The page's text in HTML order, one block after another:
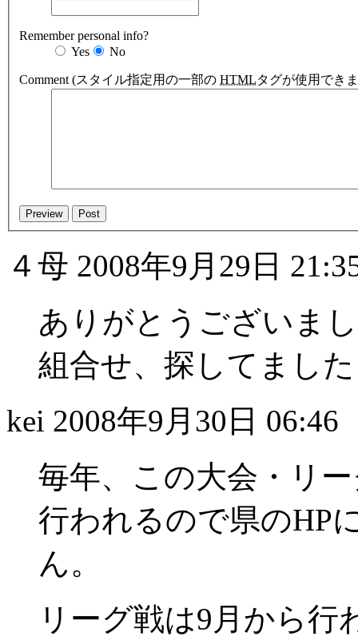
Remember personal info?
Yes
No
Comment (スタイル指定用の一部の HTMLタグが使用でき
４母 2008年9月29日
ありがとうございま
組合せ、探してまし
kei 2008年9月30日 06:46
毎年、この大会・リ
行われるので県のHP
ん。
リーグ戦は9月から行